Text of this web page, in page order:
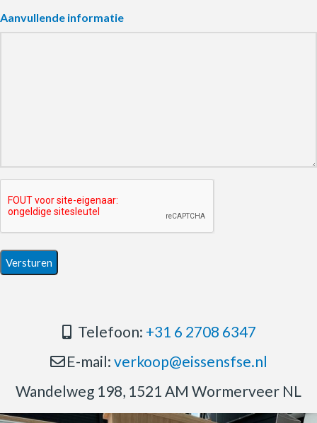
Aanvullende informatie
Telefoon: +31 6 2708 6347
E-mail: verkoop@eissensfse.nl
Wandelweg 198, 1521 AM Wormerveer NL